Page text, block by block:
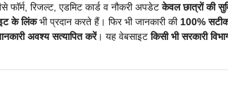
रिजल्ट, एडमिट कार्ड व नौकरी अपडेटकेवल छात्रों की
के लिंकभी प्रदान करते हैं। फिर भी जानकारी की 100%
अवश्य सत्यापित करें। यह वेबसाइटकिसी भी सरकारी